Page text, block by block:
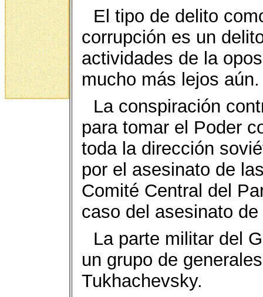
El tipo de delito
corrupción es un
actividades de la
mucho más lejos aún.
La conspiración
para tomar el Poder
toda la dirección
por el asesinato de
Comité Central del
caso del asesinato de
La parte militar del
un grupo de
Tukhachevsky.